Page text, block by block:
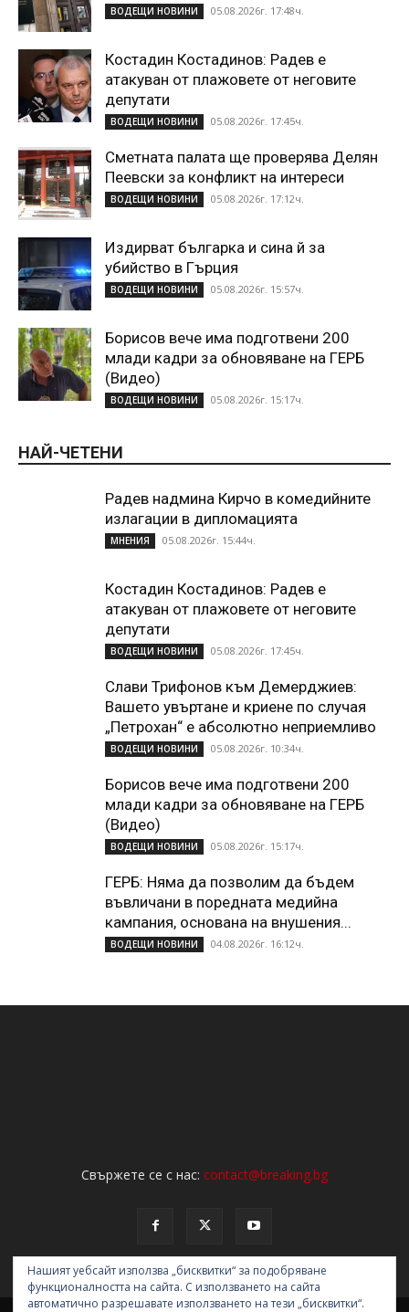
ВОДЕЩИ НОВИНИ 05.08.2026г. 17:48ч.
Костадин Костадинов: Радев е
атакуван от плажoвете от неговите
депутати
ВОДЕЩИ НОВИНИ 05.08.2026г. 17:45ч.
Сметната палата ще проверява Делян
Пеевски за конфликт на интереси
ВОДЕЩИ НОВИНИ 05.08.2026г. 17:12ч.
Издирват българка и сина й за
убийство в Гърция
ВОДЕЩИ НОВИНИ 05.08.2026г. 15:57ч.
Борисов вече има подготвени 200
млади кадри за обновяване на ГЕРБ
(Видео)
ВОДЕЩИ НОВИНИ 05.08.2026г. 15:17ч.
НАЙ-ЧЕТЕНИ
Радев надмина Кирчо в комедийните
излагации в дипломацията
МНЕНИЯ 05.08.2026г. 15:44ч.
Костадин Костадинов: Радев е
атакуван от плажoвете от неговите
депутати
ВОДЕЩИ НОВИНИ 05.08.2026г. 17:45ч.
Слави Трифонов към Демерджиев:
Вашето увъртане и криене по случая
„Петрохан“ е абсолютно неприемливо
ВОДЕЩИ НОВИНИ 05.08.2026г. 10:34ч.
Борисов вече има подготвени 200
млади кадри за обновяване на ГЕРБ
(Видео)
ВОДЕЩИ НОВИНИ 05.08.2026г. 15:17ч.
ГЕРБ: Няма да позволим да бъдем
въвличани в поредната медийна
кампания, основана на внушения...
ВОДЕЩИ НОВИНИ 04.08.2026г. 16:12ч.
Свържете се с нас: contact@breaking.bg
Нашият уебсайт използва „бисквитки“ за подобряване
функционалността на сайта. С използването на сайта
автоматично разрешавате използването на тези „бисквитки“.